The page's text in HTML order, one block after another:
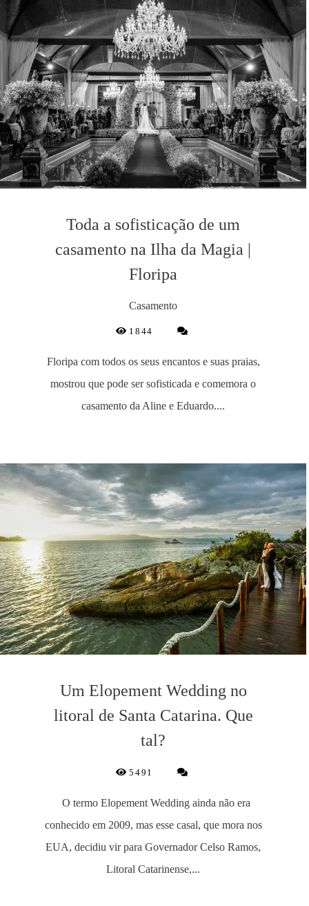
Toda a sofisticação de um
casamento na Ilha da Magia |
Floripa
Casamento
1844
Floripa com todos os seus encantos e suas praias,
mostrou que pode ser sofisticada e comemora o
casamento da Aline e Eduardo....
Um Elopement Wedding no
litoral de Santa Catarina. Que
tal?
5491
O termo Elopement Wedding ainda não era
conhecido em 2009, mas esse casal, que mora nos
EUA, decidiu vir para Governador Celso Ramos,
Litoral Catarinense,...